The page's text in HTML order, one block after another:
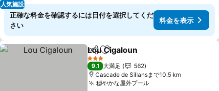
人気施設
正確な料金を確認するには日付を選択してくだ
さい
料金を表示
シェアお気に入りに追加
Lou Cigaloun
3 ホテルのランク
9.1 大満足
562
Cascade de Sillansまで10.5 km
穏やかな屋外プール料金を表示